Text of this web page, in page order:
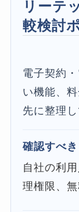
リーテ
較検討
電子契約
い機能、
先に整理し
確認すべき
自社の利
理権限、